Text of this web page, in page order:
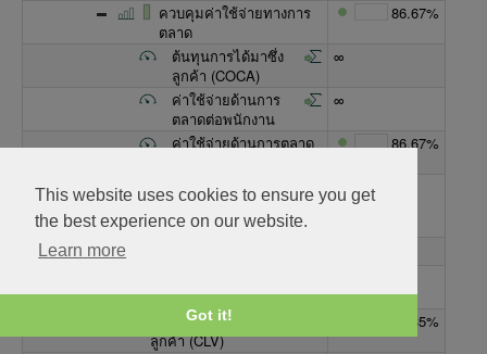
This website uses cookies to ensure you get
the best experience on our website.
Learn more
Got it!
ควบคุมค่าใช้จ่ายทางการ
ตลาด
86.67%
ต้นทุนการได้มาซึ่ง
ลูกค้า (COCA)
∞
ค่าใช้จ่ายด้านการ
ตลาดต่อพนักงาน
∞
ค่าใช้จ่ายด้านการตลาด
86.67%
ผลตอบแทนการลงทุน
โดยช่องทางการ
ตลาด
∞
ทาง
มูลค่าตลอดช่วงชีวิตของ
ลูกค้า (CLV)
82.35%